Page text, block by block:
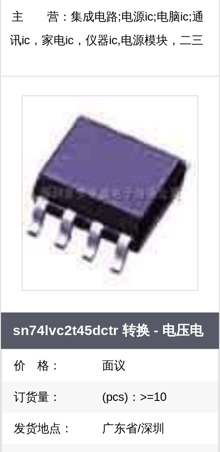
福田区中航路华乐大厦625
室
主 营： 集成电路;电源ic;电脑ic;通
讯ic，家电ic，仪器ic,电源模块，二三
sn74lvc2t45dctr 转换 - 电压电
平
价 格： 面议
订货量： (pcs)：>=10
发货地点： 广东省/深圳